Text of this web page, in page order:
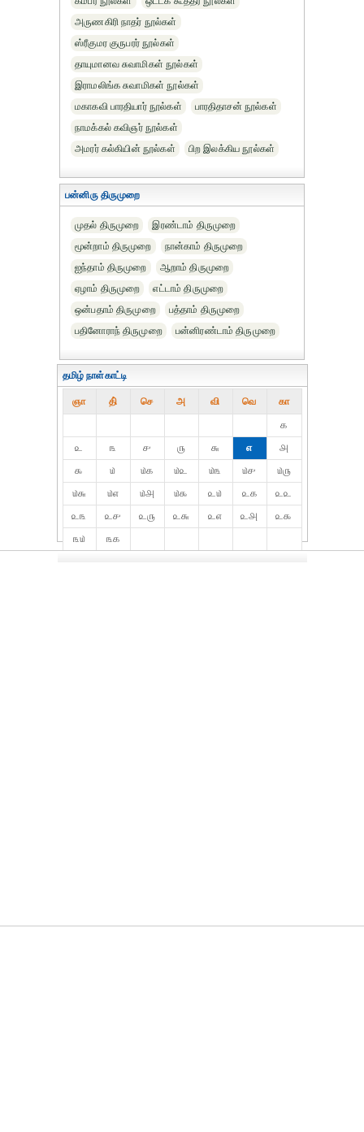
அருணகிரி நாதர் நூல்கள்
ஸ்ரீகுமர குருபரர் நூல்கள்
தாயுமானவ சுவாமிகள் நூல்கள்
இராமலிங்க சுவாமிகள் நூல்கள்
மகாகவி பாரதியார் நூல்கள்
பாரதிதாசன் நூல்கள்
நாமக்கல் கவிஞர் நூல்கள்
அமரர் கல்கியின் நூல்கள்
பிற இலக்கிய நூல்கள்
பன்னிரு திருமுறை
முதல் திருமுறை
இரண்டாம் திருமுறை
மூன்றாம் திருமுறை
நான்காம் திருமுறை
ஐந்தாம் திருமுறை
ஆறாம் திருமுறை
ஏழாம் திருமுறை
எட்டாம் திருமுறை
ஒன்பதாம் திருமுறை
பத்தாம் திருமுறை
பதினோராந் திருமுறை
பன்னிரண்டாம் திருமுறை
தமிழ் நாள்காட்டி
ஞா தி் செ அ வி வெ கா
௧
௨
௩ ௪ ௫ ௬ ௭
௮
௯
௰ ௰௧ ௰௨ ௰௩ ௰௪
௰௫
௰௬
௰௭ ௰௮ ௰௯ ௨௰ ௨௧
௨௨
௨௩
௨௪ ௨௫ ௨௬ ௨௭ ௨௮
௨௯
௩௰
௩௧